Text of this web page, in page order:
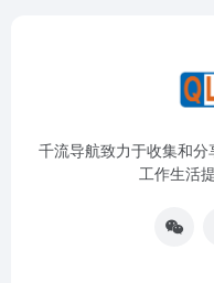
千流导航致力于收集和
工作生活